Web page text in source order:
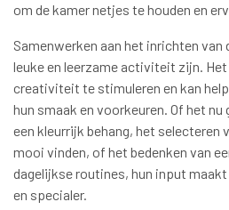
om de kamer netjes te houden en
Samenwerken aan het inrichten van
leuke en leerzame activiteit zijn.
creativiteit te stimuleren en kan
hun smaak en voorkeuren. Of het
een kleurrijk behang, het selecteren
mooi vinden, of het bedenken van
dagelijkse routines, hun input
en specialer.